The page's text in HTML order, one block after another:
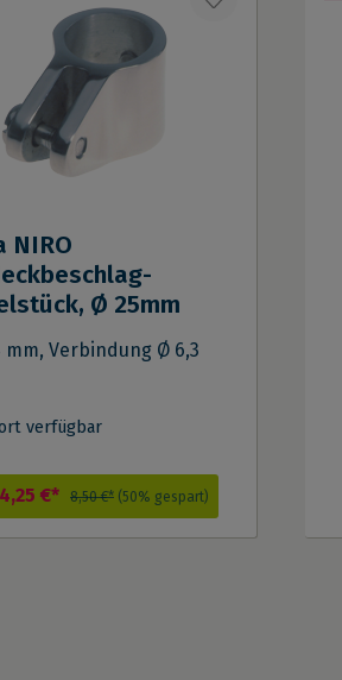
NIRO
Ø 25mm
mm, Verbindung Ø 6,3
verfügbar
4,25 €* 8,50 €* (50% gespart)